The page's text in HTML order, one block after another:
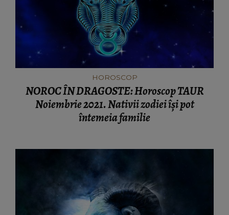
HOROSCOP
NOROC ÎN DRAGOSTE: Horoscop TAUR
Noiembrie 2021. Nativii zodiei își pot
întemeia familie